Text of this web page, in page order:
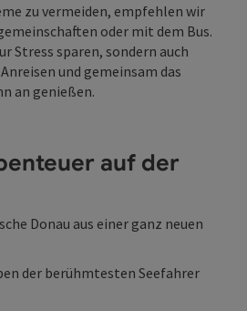
zu vermeiden, empfehlen wir
oder mit dem Bus.
Stress sparen, sondern auch
und gemeinsam das
an genießen.
auf der
Donau aus einer ganz neuen
der berühmtesten Seefahrer